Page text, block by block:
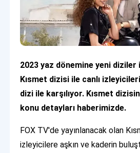
2023 yaz dönemine yeni diziler
Kısmet dizisi ile canlı
dizi ile karşılıyor. Kısmet
konu detayları haberimizde.
FOX TV'de yayınlanacak olan
izleyicilere aşkın ve kaderin